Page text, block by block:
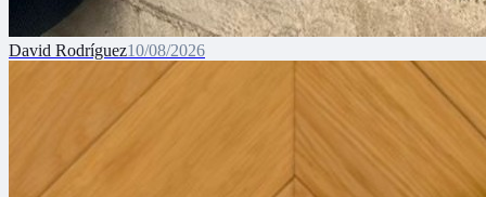
David Rodríguez10/08/2026